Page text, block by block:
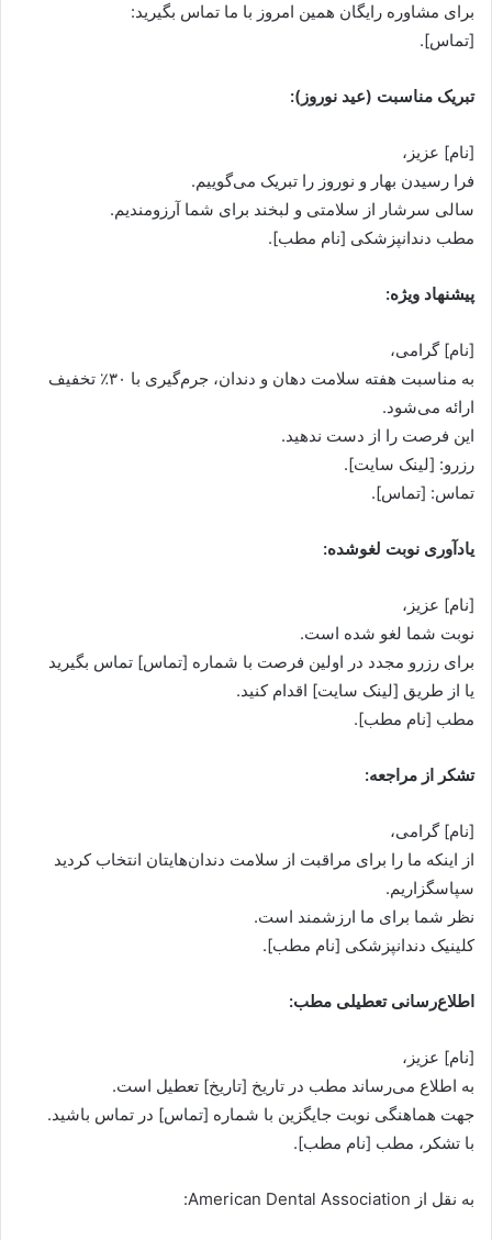
برای مشاوره رایگان همین امروز با ما تماس بگیرید:
[تماس].
تبریک مناسبت (عید نوروز):
[نام] عزیز،
فرا رسیدن بهار و نوروز را تبریک می‌گوییم.
سالی سرشار از سلامتی و لبخند برای شما آرزومندیم.
مطب دندانپزشکی [نام مطب].
پیشنهاد ویژه:
[نام] گرامی،
به مناسبت هفته سلامت دهان و دندان، جرم‌گیری با ۳۰٪ تخفیف
ارائه می‌شود.
این فرصت را از دست ندهید.
رزرو: [لینک سایت].
تماس: [تماس].
یادآوری نوبت لغوشده:
[نام] عزیز،
نوبت شما لغو شده است.
برای رزرو مجدد در اولین فرصت با شماره [تماس] تماس بگیرید
یا از طریق [لینک سایت] اقدام کنید.
مطب [نام مطب].
تشکر از مراجعه:
[نام] گرامی،
از اینکه ما را برای مراقبت از سلامت دندان‌هایتان انتخاب کردید
سپاسگزاریم.
نظر شما برای ما ارزشمند است.
کلینیک دندانپزشکی [نام مطب].
اطلاع‌رسانی تعطیلی مطب:
[نام] عزیز،
به اطلاع می‌رساند مطب در تاریخ [تاریخ] تعطیل است.
جهت هماهنگی نوبت جایگزین با شماره [تماس] در تماس باشید.
با تشکر، مطب [نام مطب].
به نقل از American Dental Association: